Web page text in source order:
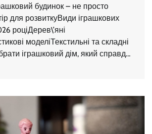
будинок – не просто
для розвиткуВиди іграшкових
роціДерев\’яні
моделіТекстильні та складні
іграшковий дім, який справд…